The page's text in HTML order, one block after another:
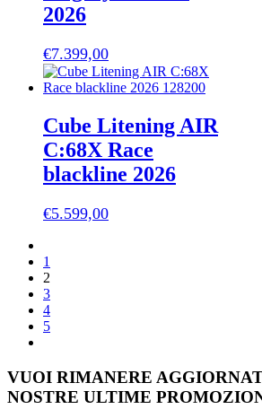
2026
€7.399,00
Cube Litening AIR
C:68X Race
blackline 2026
€5.599,00
1
2
3
4
5
VUOI RIMANERE
NOSTRE ULTIME